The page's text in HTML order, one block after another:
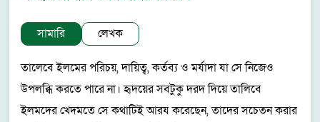
সামারি লেখক
তালেবে ইলমের পরিচয়, দায়িত্ব, কর্তব্য ও মর্যাদা যা সে নিজেও
উপলব্ধি করতে পারে না। হৃদয়ের সবটুকু দরদ দিয়ে তালিবে
ইলমদের খেদমতে সে কথাটিই আরয করেছেন, তাদের সচেতন করার